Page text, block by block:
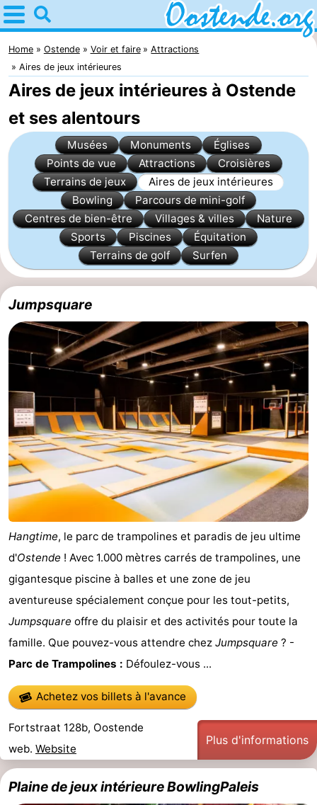
Home
Ostende
Astuces
Avec
les
enfants
Passer
nuit
Appartements
Campings
d'hôtes
Chaumières
-
Breeduyn
Village
-
Hippodroom
Hôtels
Last
minutes
Plages
Voir
et
faire
Lieux
d'intérêt
-
Musées
-
Monuments
-
Églises
-
de
-
Terrains
de
-
Aires
-
Home Ostende Voir et faire
Attractions
Aires de jeux intérieures
Aires de jeux intérieures à Ostende
et ses alentours
Musées Monuments
Églises
Points de vue
Attractions
Croisières
Terrains de jeux
Aires de jeux intérieures
Bowling
Parcours de mini-golf
Centres de bien-être
Villages & villes
Nature
Sports
Piscines
Équitation
Terrains de golf
Surfen
Jumpsquare
Hangtime, le parc de trampolines et paradis de jeu ultime
d'Ostende ! Avec 1.000 mètres carrés de trampolines, une
gigantesque piscine à balles et une zone de jeu
aventureuse spécialement conçue pour les tout-petits,
Jumpsquare offre du plaisir et des activités pour toute la
famille. Que pouvez-vous attendre chez Jumpsquare ? -
Parc de Trampolines : Défoulez-vous ...
Achetez vos billets à l'avance
Fortstraat 128b, Oostende
web. Website
Plus d'informations
Plaine de jeux intérieure BowlingPaleis